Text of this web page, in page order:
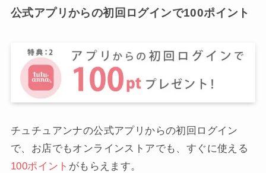
公式アプリからの初回ログインで100ポイント
チュチュアンナの公式アプリからの初回ログイン
で、お店でもオンラインストアでも、すぐに使える
100ポイント がもらえます。